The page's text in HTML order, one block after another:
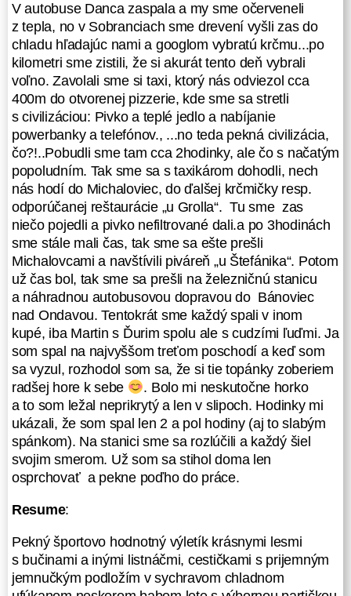
andezitové bralá sa javili ako
vystavané hradby starobylého
hradu. Veľký a Malý Peňažník. Na
mape je zobrazený len Malý
Peňažník 738 m n. m. Odtiaľ sme
klesli do sedla, cez ktoré viedla
autocesta a odtiaľ to bolo takmer
380 výškových metrov stúpania na
úseku len 2,2 km na najvyšší vrch
Vihorlatských vrchov, Vihorlat 1071
m n. m. V mrholení a jemnom daždi,
v prudkom predvrcholovom stúpaní
sme nakoniec vyšli na vrcholovú
plošinu a zvítali sa s Komármi.
Kolega a otec sa tak volajú a tí nás
privítali slivovičkou. A pri fotení pri
vrcholovom pylóne začalo dokonca
snežiť. Hmm... Komáre a sneží
a my na Vihorlate. Z Vihorlatu sme
už v daždi a silnom vetre schádzali
do prístrešku, kde sa konečne, po
dlhom čase ukázala originál
turistická značka. Tu sme sa
schovali, najedli a prečkali najsilnejší
dážď, pozdravili sa so skupinou
turistov a ich detí. Po zelenej značke
sme pokračovali cez Tŕstie, sedlo
Rozdiel, tu už nepršalo, ale fučať
neprestalo
na červenú turistickú značku. Potom
cez vrchol Jedlinky 865 m n. m. až
sme sa dostali k travertínovej soche
čertíka dobrodinca v sedle Tri Tably.
V autobuse Danca zaspala a my sme očerveneli
z tepla, no v Sobranciach sme drevení vyšli zas do
chladu hľadajúc nami a googlom vybratú krčmu...po
kilometri sme zistili, že si akurát tento deň vybrali
voľno. Zavolali sme si taxi, ktorý nás odviezol cca
400m do otvorenej pizzerie, kde sme sa stretli
s civilizáciou: Pivko a teplé jedlo a nabíjanie
powerbanky a telefónov., ...no teda pekná civilizácia,
čo?!..Pobudli sme tam cca 2hodinky, ale čo s načatým
popoludním. Tak sme sa s taxikárom dohodli, nech
nás hodí do Michaloviec, do ďalšej krčmičky resp.
odporúčanej reštaurácie „u Grolla“. Tu sme zas
niečo pojedli a pivko nefiltrované dali.a po 3hodinách
sme stále mali čas, tak sme sa ešte prešli
Michalovcami a navštívili piváreň „u Štefánika“. Potom
už čas bol, tak sme sa prešli na železničnú stanicu
a náhradnou autobusovou dopravou do Bánoviec
nad Ondavou. Tentokrát sme každý spali v inom
kupé, iba Martin s Ďurim spolu ale s cudzími ľuďmi. Ja
som spal na najvyššom treťom poschodí a keď som
sa vyzul, rozhodol som sa, že si tie topánky zoberiem
radšej hore k sebe
. Bolo mi neskutočne horko
a to som ležal neprikrytý a len v slipoch. Hodinky mi
ukázali, že som spal len 2 a pol hodiny (aj to slabým
spánkom). Na stanici sme sa rozlúčili a každý šiel
svojim smerom. Už som sa stihol doma len
osprchovať a pekne poďho do práce.
Resume:
Pekný športovo hodnotný výletík krásnymi lesmi
s bučinami a inými listnáčmi, cestičkami s prijemným
jemnučkým podložím v sychravom chladnom